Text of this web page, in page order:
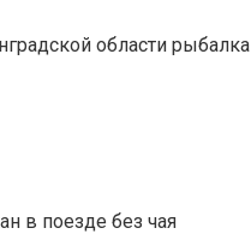
области рыбалка
в поезде без чая